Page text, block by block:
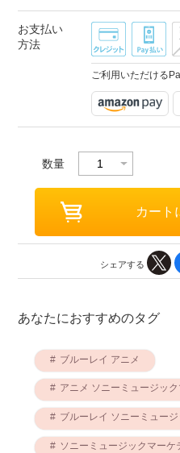
お支払い
方法
ご利用いただける
数量
シェアする
あなたにおすすめのタグ
ブルーレイ アニメ
アニメ ソニーミュージッ
ブルーレイ ソニーミュー
ソニーミュージックマーケティング